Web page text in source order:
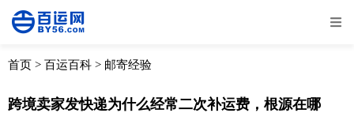
全部 物流资讯
首页 > 百运百科 > 邮寄经验
跨境卖家发快递为什么经常二次补运费，根源在哪